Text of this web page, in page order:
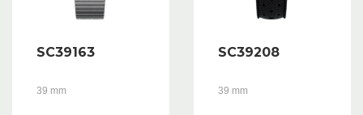
SC39163
39 mm
SC39208
39 mm